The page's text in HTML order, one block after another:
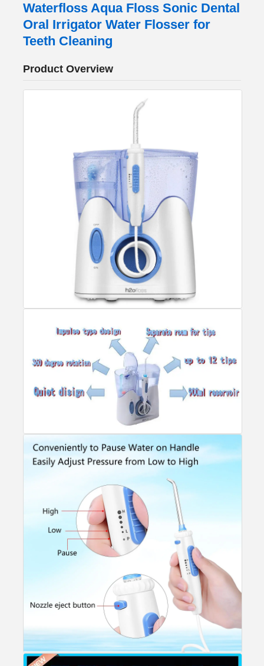
Waterfloss Aqua Floss Sonic Dental
Oral Irrigator Water Flosser for
Teeth Cleaning
Product Overview